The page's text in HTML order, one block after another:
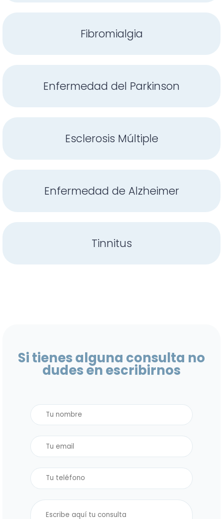
Fibromialgia
Enfermedad del Parkinson
Esclerosis Múltiple
Enfermedad de Alzheimer
Tinnitus
Si tienes alguna consulta no
dudes en escribirnos